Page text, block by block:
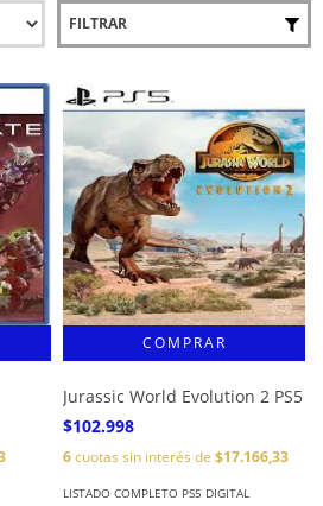
FILTRAR
Jurassic World Evolution 2 PS5
$102.998
6cuotas sin interés de $17.166,33
LISTADO COMPLETO PS5 DIGITAL